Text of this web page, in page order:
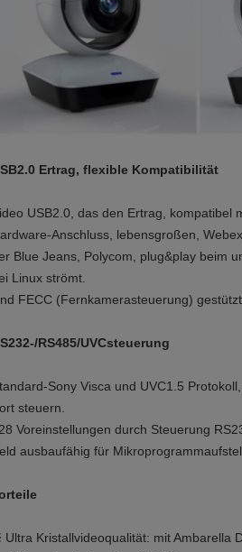
Ertrag, flexible Kompatibilität
USB2.0, das den Ertrag, kompatibel
Anschluss, lebensgroßen,
Blue Jeans, Polycom, plug&play beim
Linux strömt.
FECC (Fernkamerasteuerung)
RS485/UVCsteuerung
Sony Visca und UVC1.5
steuern.
Voreinstellungen durch Steuerung
ausbaufähig für
Ultra Kristallvideoqualität: mit Ambarella